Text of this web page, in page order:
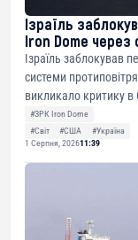
Ізраїль
Iron Dome через
Ізраїль заблокував
системи
викликало критику
#ЗРК Iron Dome
#Світ
#США
#Україна
1 Серпня, 202611:39